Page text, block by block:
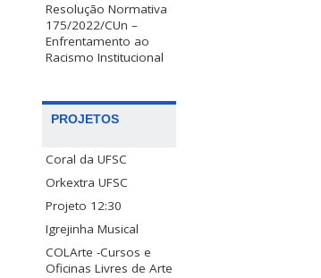
Resolução Normativa
175/2022/CUn –
Enfrentamento ao
Racismo Institucional
PROJETOS
Coral da UFSC
Orkextra UFSC
Projeto 12:30
Igrejinha Musical
COLArte -Cursos e
Oficinas Livres de Arte